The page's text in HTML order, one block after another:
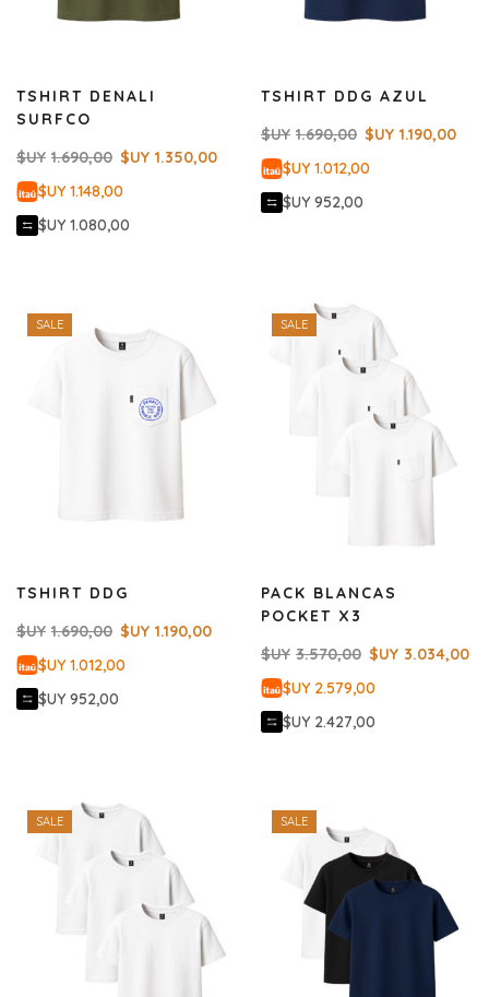
TSHIRT DENALI
SURFCO
$UY 1.690,00 $UY 1.350,00
$UY 1.148,00
$UY 1.080,00
TSHIRT DDG AZUL
$UY 1.690,00 $UY 1.190,00
$UY 1.012,00
$UY 952,00
SALE
TSHIRT DDG
$UY 1.690,00 $UY 1.190,00
$UY 1.012,00
$UY 952,00
SALE
PACK BLANCAS
POCKET X3
$UY 3.570,00 $UY 3.034,00
$UY 2.579,00
$UY 2.427,00
SALE SALE